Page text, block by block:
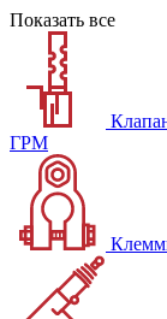
Показать все
ГРМ